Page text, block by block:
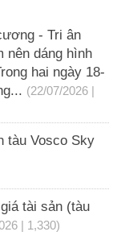
- Tri ân
nên dáng hình
hai ngày 18-
(22/07/2026 |
tàu Vosco Sky
tài sản (tàu
| 1,330)